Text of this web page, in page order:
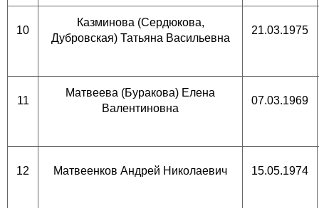
10
Казминова (Сердюкова,
Дубровская) Татьяна Васильевна
21.03.1975
11
Матвеева (Буракова) Елена
Валентиновна
07.03.1969
12 Матвеенков Андрей Николаевич 15.05.1974